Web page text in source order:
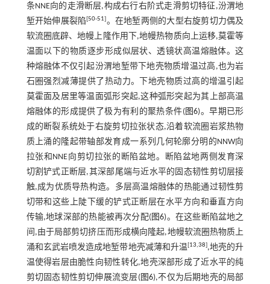
条NNE向的走滑断层,构成右行右阶式走滑剪切特征,汾渭地
堑开始伸展裂陷[50-51]。在地堑两侧的大型右旋剪切力偶及
软流圈底辟、地幔上隆作用下,地幔热物质向上运移,莫霍等
温面以下的物质逐步形成似层状、透镜状高温熔融体。这
种熔融体不仅引起汾渭地堑带下地壳物质增温过高,也为岩
石圈强烈减薄提供了热动力。下地壳物质过高的增温引起
莫霍面及居里等温面弧形突起,这种弧形突起为其上部高温
熔融体的形成提供了极为有利的聚热条件( 图6)。早期已形
成的断裂系统处于右旋剪切拉张状态,沿着软流圈岩浆热物
质上涌的隆起带轴部发育成一系列几何轮廓分明的NNW向
拉张和NNE向剪切拉张的断陷盆地。断陷盆地两侧发育深
切割铲式正断层,其深部尾端与近水平的固态韧性剪切层接
触,成为优质导热构造。多层高温熔融体的热能通过韧性剪
切带和这些上陡下缓的铲式正断层在水平方向和垂直方向
传输,地球深部的热能被再次分配( 图6)。在这些断陷盆地之
间,由于局部剪切挤压而形成横向隆起,地幔软流圈热物质上
涌和玄武岩喷发造成地堑带地壳减薄和升温[13,38],地壳的升
温使得岩层由脆性向韧性转化,地壳深部形成了近水平的纯
剪切固态韧性剪切伸展流变层( 图6),不仅为后期地壳的局部